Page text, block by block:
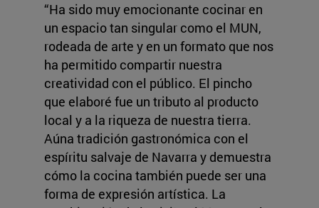
“Ha sido muy emocionante cocinar en
un espacio tan singular como el MUN,
rodeada de arte y en un formato que nos
ha permitido compartir nuestra
creatividad con el público. El pincho
que elaboré fue un tributo al producto
local y a la riqueza de nuestra tierra.
Aúna tradición gastronómica con el
espíritu salvaje de Navarra y demuestra
cómo la cocina también puede ser una
forma de expresión artística. La